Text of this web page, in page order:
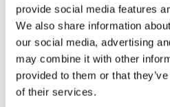
provide social media features
We also share information
our social media, advertising
may combine it with other
provided to them or that
of their services.
una jugosa suma, por lo general no
prometido. Este tipo de spam sólo
otros países, el proceso de obtener
pocos dígitos es mucho más
números tienen que proporcionar
posibilita detectar a los estafadores